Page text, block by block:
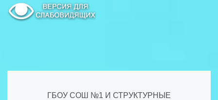
ГБОУ СОШ №1 И СТРУКТУРНЫЕ